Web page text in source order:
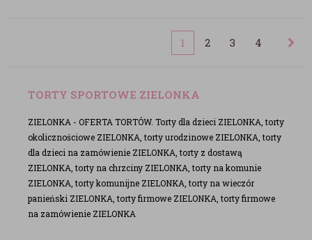
1 2 3 4
TORTY SPORTOWE ZIELONKA
ZIELONKA - OFERTA TORTÓW. Torty dla dzieci ZIELONKA, torty
okolicznościowe ZIELONKA, torty urodzinowe ZIELONKA, torty
dla dzieci na zamówienie ZIELONKA, torty z dostawą
ZIELONKA, torty na chrzciny ZIELONKA, torty na komunie
ZIELONKA, torty komunijne ZIELONKA, torty na wieczór
panieński ZIELONKA, torty firmowe ZIELONKA, torty firmowe
na zamówienie ZIELONKA